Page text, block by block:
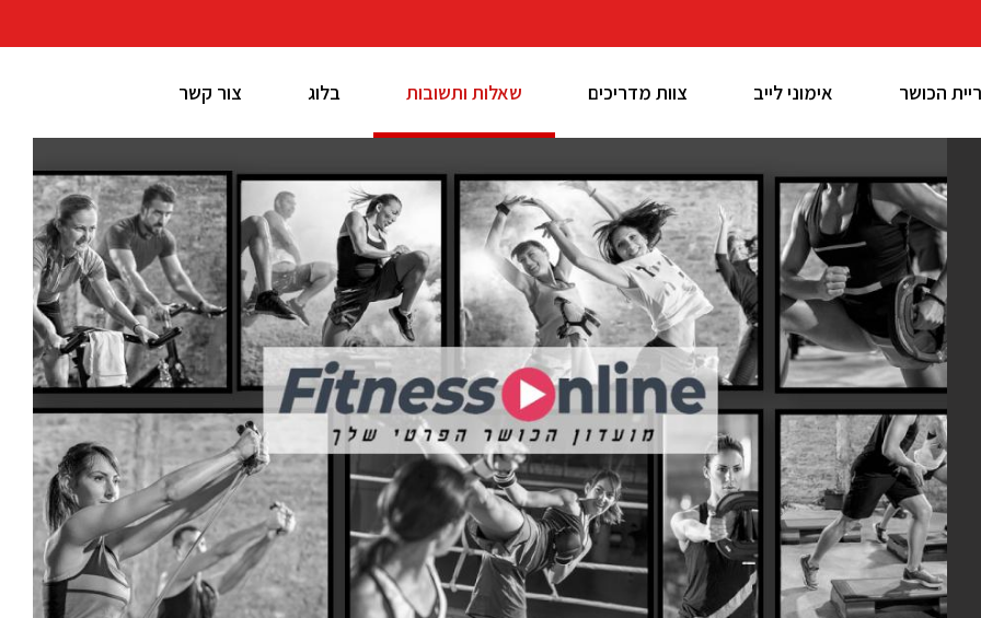
הכושר אימוני לייב צוות מדריכים שאלות ותשובות בלוג צור קשר